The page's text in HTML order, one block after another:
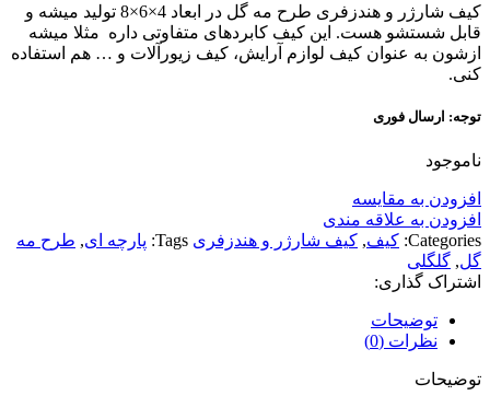
کیف شارژر و هندزفری طرح مه گل در ابعاد 4×6×8 تولید میشه و
قابل شستشو هست. این کیف کابردهای متفاوتی داره مثلا میشه
ازشون به عنوان کیف لوازم آرایش، کیف زیورآلات و … هم استفاده
کنی.
توجه: ارسال فوری
ناموجود
افزودن به مقایسه
افزودن به علاقه مندی
Categories: کیف, کیف شارژر و هندزفری Tags: پارچه ای, طرح مه
گل, گلگلی
اشتراک گذاری:
توضیحات
نظرات (0)
توضیحات